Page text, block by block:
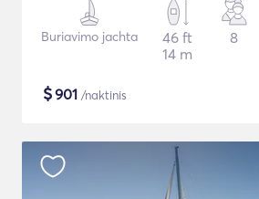
Buriavimo jachta
46 ft
14 m
8
$901 /naktinis